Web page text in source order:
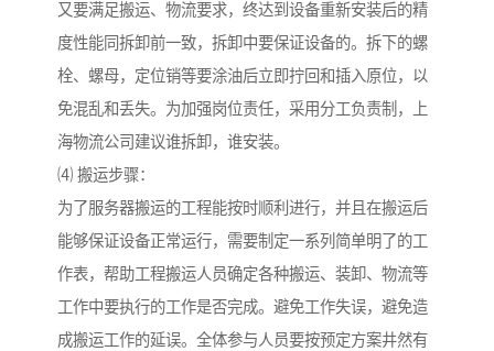
又要满足搬运、物流要求，终达到设备重新安装后的精
度性能同拆卸前一致，拆卸中要保证设备的。拆下的螺
栓、螺母，定位销等要涂油后立即拧回和插入原位，以
免混乱和丢失。为加强岗位责任，采用分工负责制，上
海物流公司建议谁拆卸，谁安装。
⑷ 搬运步骤：
为了服务器搬运的工程能按时顺利进行，并且在搬运后
能够保证设备正常运行，需要制定一系列简单明了的工
作表，帮助工程搬运人员确定各种搬运、装卸、物流等
工作中要执行的工作是否完成。避免工作失误，避免造
成搬运工作的延误。全体参与人员要按预定方案井然有